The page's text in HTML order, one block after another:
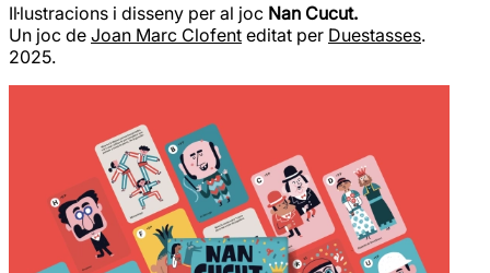
Il·lustracions i disseny per al joc Nan Cucut.
Un joc de Joan Marc Clofent editat per Duestasses.
2025.